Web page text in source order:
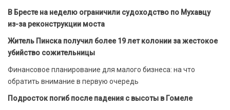
В Бресте на неделю ограничили судоходство по Мухавцу
из-за реконструкции моста
Житель Пинска получил более 19 лет колонии за жестокое
убийство сожительницы
Финансовое планирование для малого бизнеса: на что
обратить внимание в первую очередь
Подросток погиб после падения с высоты в Гомеле